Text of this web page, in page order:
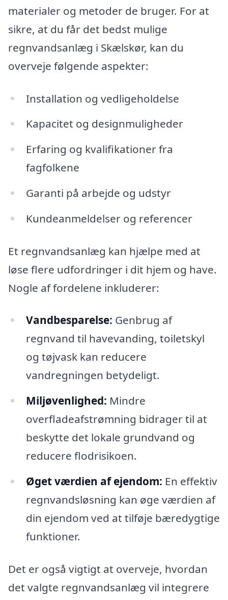
materialer og metoder de bruger. For at
sikre, at du får det bedst mulige
regnvandsanlæg i Skælskør, kan du
overveje følgende aspekter:
Installation og vedligeholdelse
Kapacitet og designmuligheder
Erfaring og kvalifikationer fra
fagfolkene
Garanti på arbejde og udstyr
Kundeanmeldelser og referencer
Et regnvandsanlæg kan hjælpe med at
løse flere udfordringer i dit hjem og have.
Nogle af fordelene inkluderer:
Vandbesparelse: Genbrug af
regnvand til havevanding, toiletskyl
og tøjvask kan reducere
vandregningen betydeligt.
Miljøvenlighed: Mindre
overfladeafstrømning bidrager til at
beskytte det lokale grundvand og
reducere flodrisikoen.
Øget værdien af ejendom: En effektiv
regnvandsløsning kan øge værdien af
din ejendom ved at tilføje bæredygtige
funktioner.
Det er også vigtigt at overveje, hvordan
det valgte regnvandsanlæg vil integrere